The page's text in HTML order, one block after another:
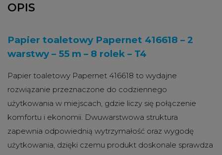
OPIS
Papier toaletowy Papernet 416618 – 2
warstwy – 55 m – 8 rolek – T4
Papier toaletowy Papernet 416618 to wydajne
rozwiązanie przeznaczone do codziennego
użytkowania w miejscach, gdzie liczy się połączenie
komfortu i ekonomii. Dwuwarstwowa struktura
zapewnia odpowiednią wytrzymałość oraz wygodę
użytkowania, dzięki czemu produkt doskonale sprawdza